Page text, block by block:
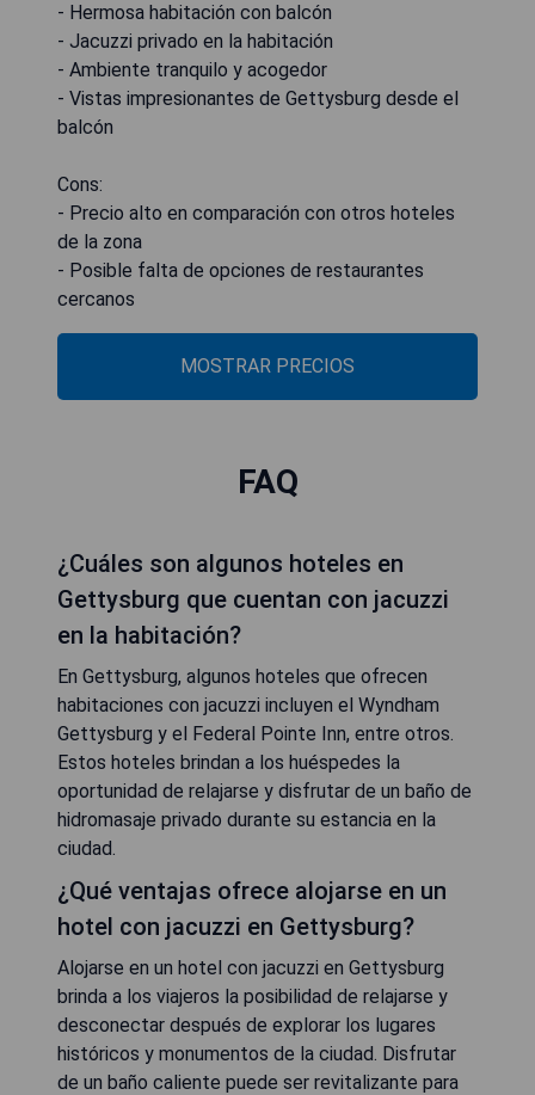
- Hermosa habitación con balcón
- Jacuzzi privado en la habitación
- Ambiente tranquilo y acogedor
- Vistas impresionantes de Gettysburg desde el
balcón
Cons:
- Precio alto en comparación con otros hoteles
de la zona
- Posible falta de opciones de restaurantes
cercanos
MOSTRAR PRECIOS
FAQ
¿Cuáles son algunos hoteles en
Gettysburg que cuentan con jacuzzi
en la habitación?
En Gettysburg, algunos hoteles que ofrecen
habitaciones con jacuzzi incluyen el Wyndham
Gettysburg y el Federal Pointe Inn, entre otros.
Estos hoteles brindan a los huéspedes la
oportunidad de relajarse y disfrutar de un baño de
hidromasaje privado durante su estancia en la
ciudad.
¿Qué ventajas ofrece alojarse en un
hotel con jacuzzi en Gettysburg?
Alojarse en un hotel con jacuzzi en Gettysburg
brinda a los viajeros la posibilidad de relajarse y
desconectar después de explorar los lugares
históricos y monumentos de la ciudad. Disfrutar
de un baño caliente puede ser revitalizante para